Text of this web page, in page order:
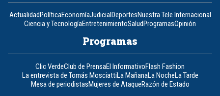
ActualidadPolíticaEconomíaJudicialDeportesNuestra Tele Internacional
Ciencia y TecnologíaEntretenimientoSaludProgramasOpinión
Programas
Clic VerdeClub de PrensaEl InformativoFlash Fashion
La entrevista de Tomás MosciattiLa MañanaLa NocheLa Tarde
Mesa de periodistasMujeres de AtaqueRazón de Estado